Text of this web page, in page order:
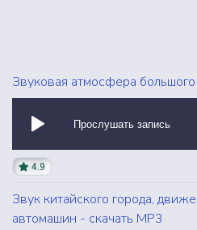
Звуковая атмосфера большого
Прослушать запись
4.9
Звук китайского города,
автомашин - скачать MP3